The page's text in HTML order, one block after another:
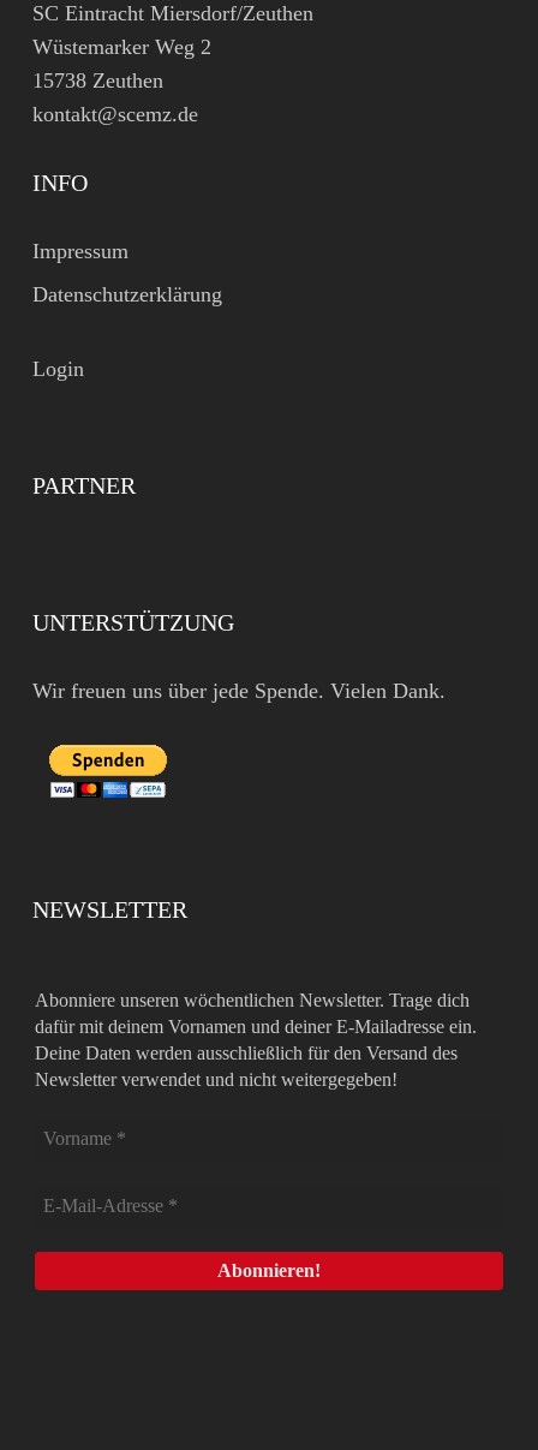
SC Eintracht Miersdorf/Zeuthen
Wüstemarker Weg 2
15738 Zeuthen
kontakt@scemz.de
INFO
Impressum
Datenschutzerklärung
Login
PARTNER
UNTERSTÜTZUNG
Wir freuen uns über jede Spende. Vielen Dank.
NEWSLETTER
Abonniere unseren wöchentlichen Newsletter. Trage dich
dafür mit deinem Vornamen und deiner E-Mailadresse ein.
Deine Daten werden ausschließlich für den Versand des
Newsletter verwendet und nicht weitergegeben!